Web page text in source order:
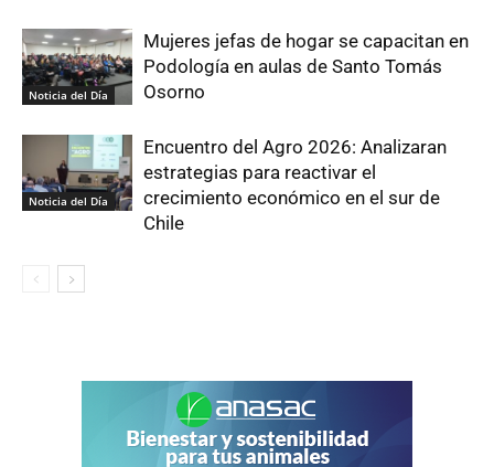
Noticia del Día
Mujeres jefas de hogar se capacitan en
Podología en aulas de Santo Tomás
Osorno
Noticia del Día
Encuentro del Agro 2026: Analizaran
estrategias para reactivar el
crecimiento económico en el sur de
Chile